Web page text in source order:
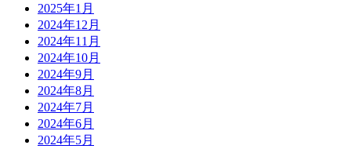
2025年1月
2024年12月
2024年11月
2024年10月
2024年9月
2024年8月
2024年7月
2024年6月
2024年5月